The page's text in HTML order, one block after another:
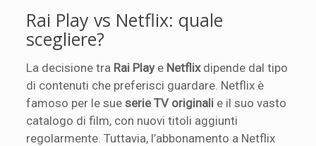
Rai Play vs Netflix: quale
scegliere?
La decisione tra Rai Playe Netflixdipende dal tipo
di contenuti che preferisci guardare. Netflix è
famoso per le sueserie TV originali e il suo vasto
catalogo di film, con nuovi titoli aggiunti
regolarmente. Tuttavia, l’abbonamento a Netflix